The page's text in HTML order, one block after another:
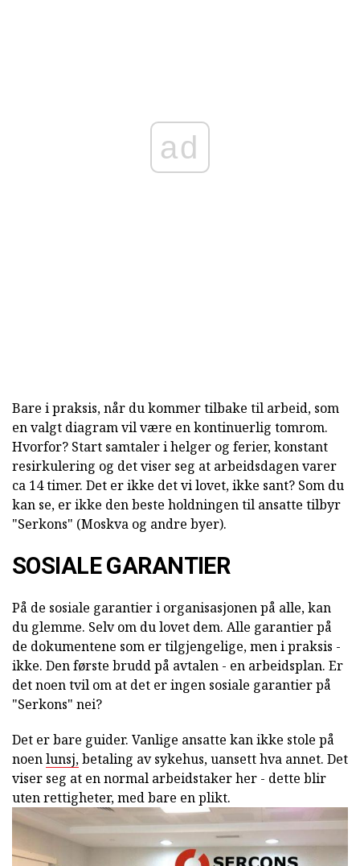
ad
Bare i praksis, når du kommer tilbake til arbeid, som
en valgt diagram vil være en kontinuerlig tomrom.
Hvorfor? Start samtaler i helger og ferier, konstant
resirkulering og det viser seg at arbeidsdagen varer
ca 14 timer. Det er ikke det vi lovet, ikke sant? Som du
kan se, er ikke den beste holdningen til ansatte tilbyr
"Serkons" (Moskva og andre byer).
SOSIALE GARANTIER
På de sosiale garantier i organisasjonen på alle, kan
du glemme. Selv om du lovet dem. Alle garantier på
de dokumentene som er tilgjengelige, men i praksis -
ikke. Den første brudd på avtalen - en arbeidsplan. Er
det noen tvil om at det er ingen sosiale garantier på
"Serkons" nei?
Det er bare guider. Vanlige ansatte kan ikke stole på
noenlunsj,betaling av sykehus, uansett hva annet. Det
viser seg at en normal arbeidstaker her - dette blir
uten rettigheter, med bare en plikt.